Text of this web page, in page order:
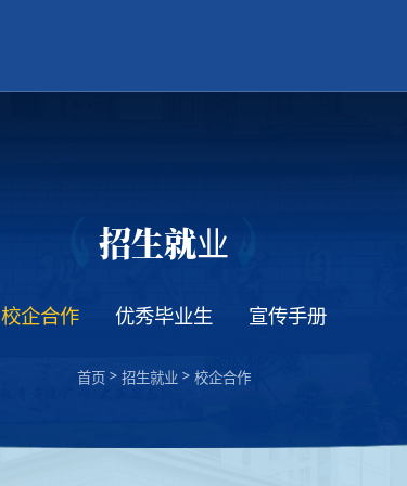
招生就业
校企合作 优秀毕业生 宣传手册
首页 > 招生就业 > 校企合作